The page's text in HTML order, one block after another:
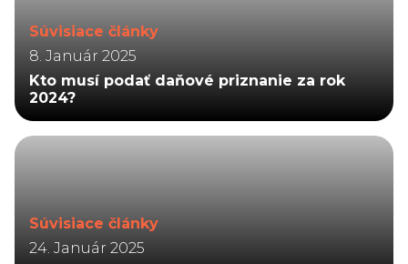
Súvisiace články
8. Január 2025
Kto musí podať daňové priznanie za rok
2024?
Súvisiace články
24. Január 2025